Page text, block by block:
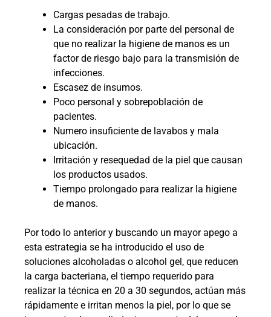
Cargas pesadas de trabajo.
La consideración por parte del personal de
que no realizar la higiene de manos es un
factor de riesgo bajo para la transmisión de
infecciones.
Escasez de insumos.
Poco personal y sobrepoblación de
pacientes.
Numero insuficiente de lavabos y mala
ubicación.
Irritación y resequedad de la piel que causan
los productos usados.
Tiempo prolongado para realizar la higiene
de manos.
Por todo lo anterior y buscando un mayor apego a
esta estrategia se ha introducido el uso de
soluciones alcoholadas o alcohol gel, que reducen
la carga bacteriana, el tiempo requerido para
realizar la técnica en 20 a 30 segundos, actúan más
rápidamente e irritan menos la piel, por lo que se